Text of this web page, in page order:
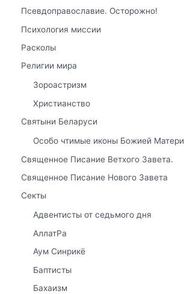
Псевдоправославие. Осторожно!
Психология миссии
Расколы
Религии мира
Зороастризм
Христианство
Святыни Беларуси
Особо чтимые иконы Божией Матери
Священное Писание Ветхого Завета.
Священное Писание Нового Завета
Секты
Адвентисты от седьмого дня
АллатРа
Аум Синрикё
Баптисты
Бахаизм